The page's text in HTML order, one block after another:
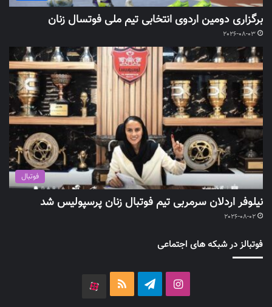
برگزاری دومین اردوی انتخابی تیم ملی فوتسال زنان
2026-08-03
فوتبال
نیلوفر اردلان سرمربی تیم فوتبال زنان پرسپولیس شد
2026-08-02
فوتبالز در شبکه های اجتماعی
اینستاگرامتلگرام خوراک